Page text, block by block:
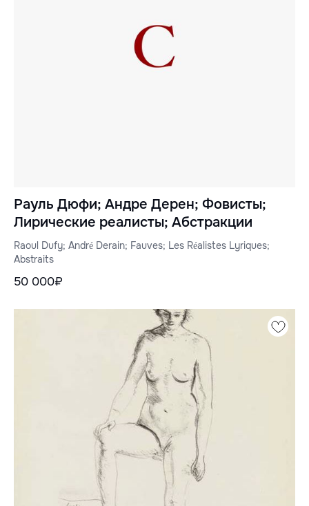
Рауль Дюфи; Андре Дерен; Фовисты;
Лирические реалисты; Абстракции
Raoul Dufy; André Derain; Fauves; Les Réalistes Lyriques;
Abstraits
50 000₽